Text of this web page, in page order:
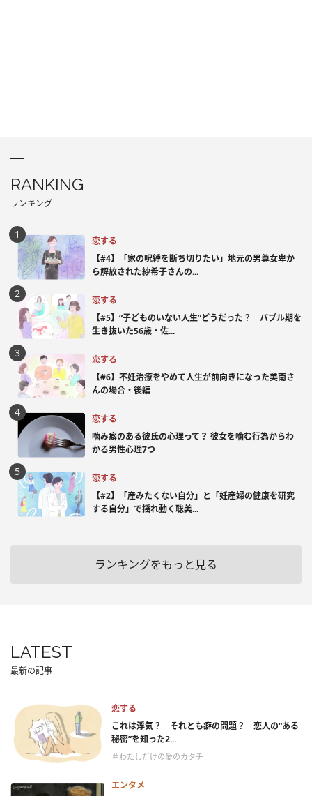
RANKING
ランキング
恋する
【#4】「家の呪縛を断ち切りたい」地元の男尊女卑か
ら解放された紗希子さんの...
恋する
【#5】“子どものいない人生”どうだった？ バブル期を
生き抜いた56歳・佐...
恋する
【#6】不妊治療をやめて人生が前向きになった美南さ
んの場合・後編
恋する
噛み癖のある彼氏の心理って？ 彼女を噛む行為からわ
かる男性心理7つ
恋する
【#2】「産みたくない自分」と「妊産婦の健康を研究
する自分」で揺れ動く聡美...
ランキングをもっと見る
LATEST
最新の記事
恋する
これは浮気？ それとも癖の問題？ 恋人の“ある
秘密”を知った2...
＃わたしだけの愛のカタチ
エンタメ